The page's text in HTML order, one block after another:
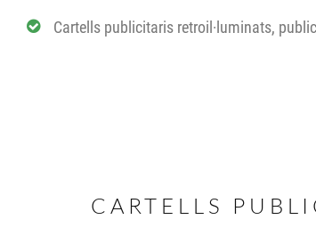
Cartells publicitaris retroil·luminats,
CARTELLS